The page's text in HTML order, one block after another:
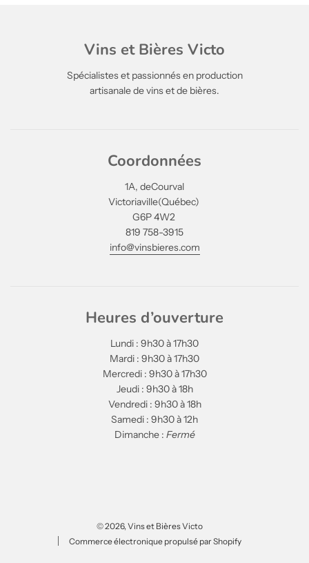
Vins et Bières Victo
Spécialistes et passionnés en production
artisanale de vins et de bières.
Coordonnées
1A, deCourval
Victoriaville(Québec)
G6P 4W2
819 758-3915
info@vinsbieres.com
Heures d’ouverture
Lundi : 9h30 à 17h30
Mardi : 9h30 à 17h30
Mercredi : 9h30 à 17h30
Jeudi : 9h30 à 18h
Vendredi : 9h30 à 18h
Samedi : 9h30 à 12h
Dimanche : Fermé
© 2026, Vins et Bières Victo
Commerce électronique propulsé par Shopify